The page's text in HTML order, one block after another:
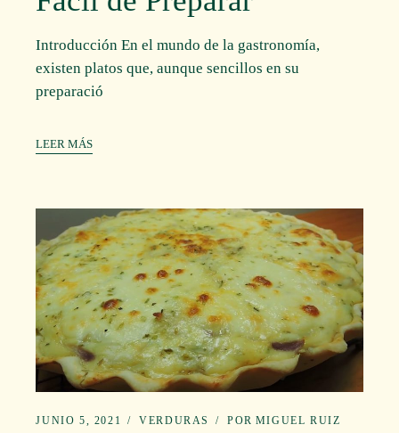
Introducción En el mundo de la gastronomía,
existen platos que, aunque sencillos en su
preparació
LEER MÁS
JUNIO 5, 2021 VERDURAS POR MIGUEL RUIZ